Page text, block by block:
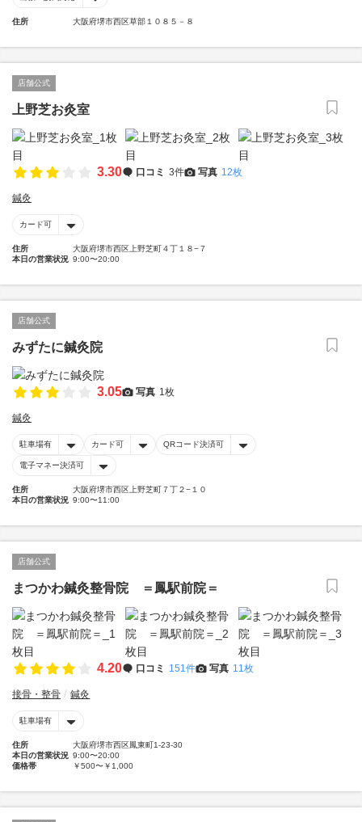
住所 大阪府堺市西区草部１０８５－８
店舗公式
上野芝お灸室
3.30 口コミ 3件 写真 12枚
鍼灸
カード可
住所
大阪府堺市西区上野芝町４丁１８−７
本日の営業状況 9:00〜20:00
店舗公式
みずたに鍼灸院
3.05 写真 1枚
鍼灸
駐車場有 カード可 QRコード決済可
電子マネー決済可
住所
大阪府堺市西区上野芝町７丁２−１０
本日の営業状況 9:00〜11:00
店舗公式
まつかわ鍼灸整骨院 ＝鳳駅前院＝
4.20 口コミ 151件 写真 11枚
接骨・整骨 鍼灸
駐車場有
住所
大阪府堺市西区鳳東町1‐23‐30
本日の営業状況 9:00〜20:00
価格帯
￥500〜￥1,000